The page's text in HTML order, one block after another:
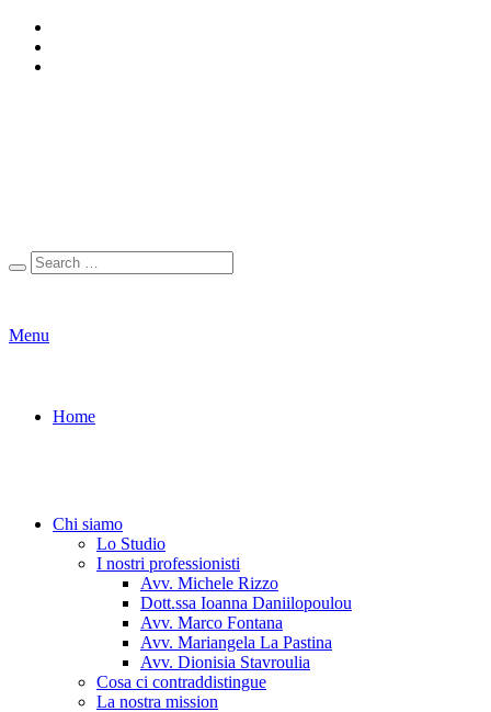
Menu
Home
Chi siamo
Lo Studio
I nostri professionisti
Avv. Michele Rizzo
Dott.ssa Ioanna Daniilopoulou
Avv. Marco Fontana
Avv. Mariangela La Pastina
Avv. Dionisia Stavroulia
Cosa ci contraddistingue
La nostra mission